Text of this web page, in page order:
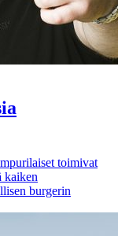
toimivat
kaiken
burgerin